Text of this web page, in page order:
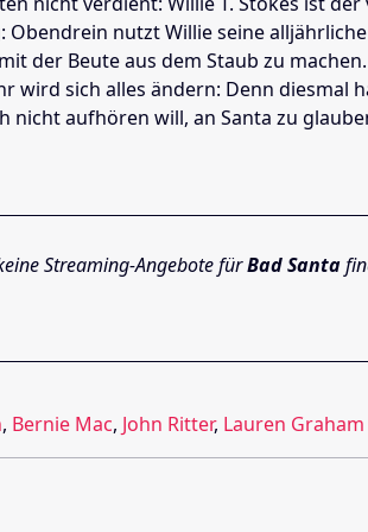
nutzt Willie seine
der Beute aus dem Staub zu
wird sich alles ändern: Denn
nicht aufhören will, an Santa zu
Streaming-Angebote fürBad Santa
, Bernie Mac, John Ritter, Lauren Graham